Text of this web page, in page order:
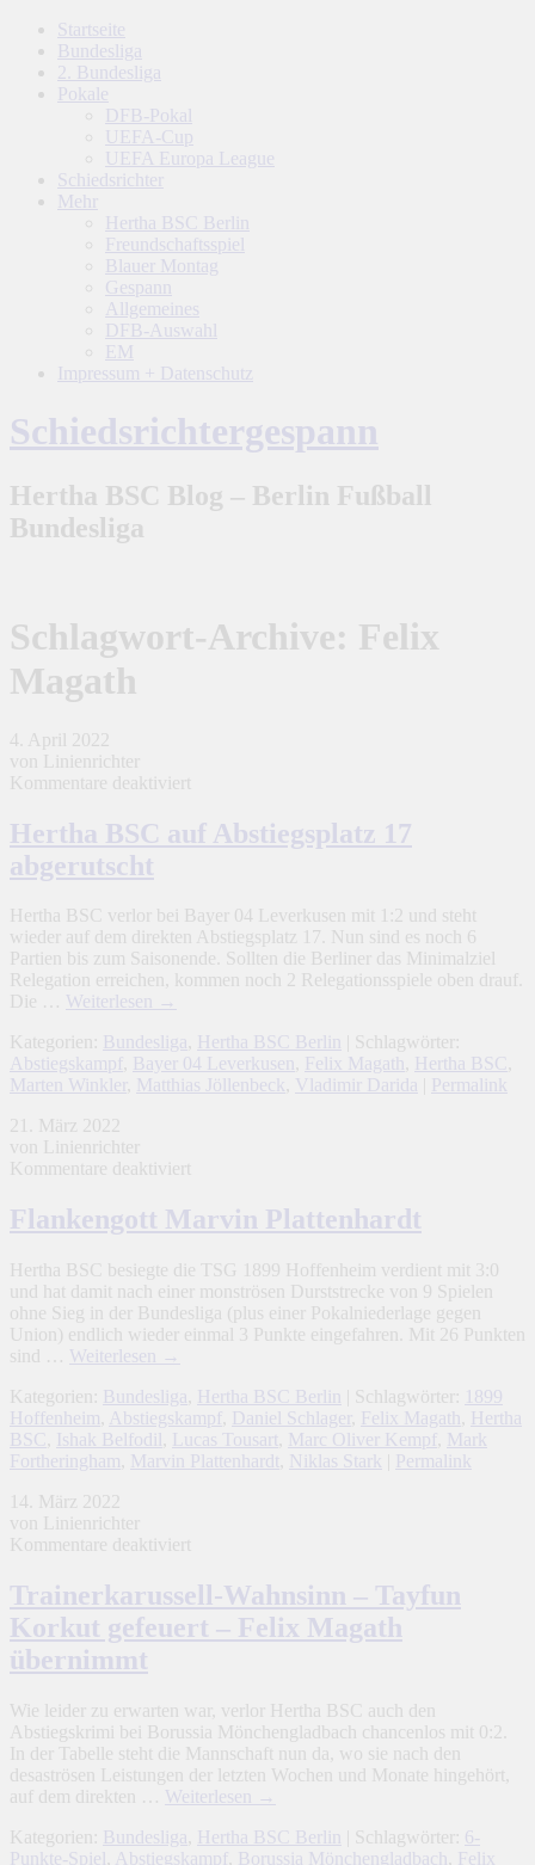
Startseite
Bundesliga
2. Bundesliga
Pokale
DFB-Pokal
UEFA-Cup
UEFA Europa League
Schiedsrichter
Mehr
Hertha BSC Berlin
Freundschaftsspiel
Blauer Montag
Gespann
Allgemeines
DFB-Auswahl
EM
Impressum + Datenschutz
Schiedsrichtergespann
Hertha BSC Blog – Berlin Fußball
Bundesliga
Schlagwort-Archive: Felix
Magath
4. April 2022
von Linienrichter
Kommentare deaktiviert
BSC
auf
abgerutscht
Hertha BSC auf Abstiegsplatz 17
abgerutscht
Hertha BSC verlor bei Bayer 04 Leverkusen mit 1:2 und steht
wieder auf dem direkten Abstiegsplatz 17. Nun sind es noch 6
Partien bis zum Saisonende. Sollten die Berliner das Minimalziel
Relegation erreichen, kommen noch 2 Relegationsspiele oben drauf.
Die … Weiterlesen →
Kategorien:
Bundesliga, Hertha BSC Berlin | Schlagwörter:
Abstiegskampf , Bayer 04 Leverkusen, Felix Magath, Hertha BSC
,
Marten Winkler , Matthias Jöllenbeck, Vladimir Darida
Permalink
21. März 2022
von Linienrichter
Kommentare deaktiviert
Marvin
Plattenhardt
Flankengott Marvin Plattenhardt
Hertha BSC besiegte die TSG 1899 Hoffenheim verdient mit 3:0
und hat damit nach einer monströsen Durststrecke von 9 Spielen
ohne Sieg in der Bundesliga (plus einer Pokalniederlage gegen
Union) endlich wieder einmal 3 Punkte eingefahren. Mit 26 Punkten
sind … Weiterlesen
→
Kategorien:
Bundesliga Hertha BSC Berlin | Schlagwörter:
1899
Hoffenheim
Abstiegskampf Daniel Schlager Felix Magath
Hertha
BSC
Ishak Belfodil Lucas Tousart Marc Oliver Kempf
Mark
Fortheringham
Marvin Plattenhardt Niklas Stark
Permalink
14. März 2022
von Linienrichter
Kommentare deaktiviert
Wahnsinn
–
Tayfun
Felix
Magath
übernimmt
Trainerkarussell-Wahnsinn – Tayfun
Korkut gefeuert – Felix Magath
übernimmt
Wie leider zu erwarten war, verlor Hertha BSC auch den
Abstiegskrimi bei Borussia Mönchengladbach chancenlos mit 0:2.
In der Tabelle steht die Mannschaft nun da, wo sie nach den
desaströsen Leistungen der letzten Wochen und Monate hingehört,
auf dem direkten … Weiterlesen
→
Kategorien:
Bundesliga Hertha BSC Berlin | Schlagwörter: 6-
Punkte-Spiel
Abstiegskampf Borussia Mönchengladbach
Felix